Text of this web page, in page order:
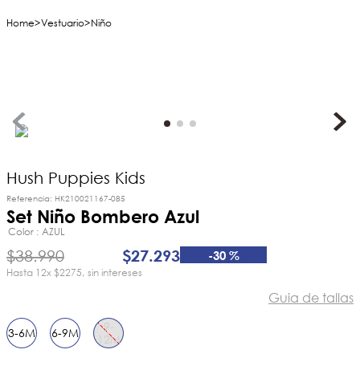
Vestuario Niño
Hush Puppies Kids
Referencia: HK210021167-085
Set Niño Bombero Azul
Color AZUL
$38.990 $27.293 -30 %
12x$2275 sin intereses
Guia de tallas
3-6M 6-9M
9-
12M